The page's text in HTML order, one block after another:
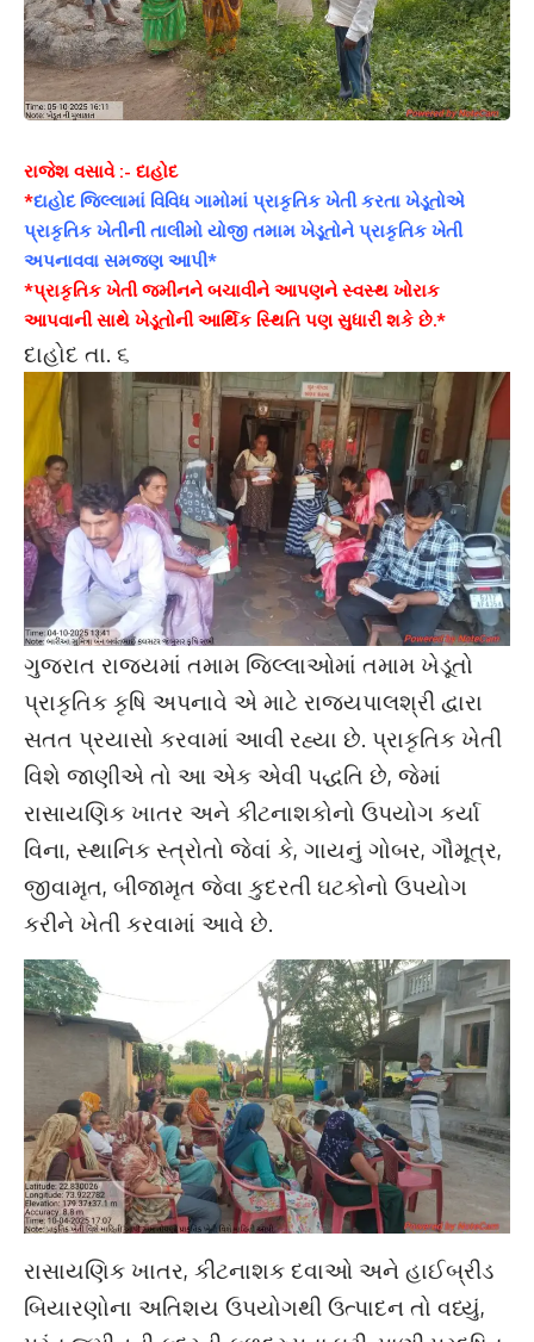
રાજેશ વસાવે :- દાહોદ
*દાહોદ જિલ્લામાં વિવિધ ગામોમાં પ્રાકૃતિક ખેતી કરતા ખેડૂતોએ
પ્રાકૃતિક ખેતીની તાલીમો યોજી તમામ ખેડૂતોને પ્રાકૃતિક ખેતી
અપનાવવા સમજણ આપી*
*પ્રાકૃતિક ખેતી જમીનને બચાવીને આપણને સ્વસ્થ ખોરાક
આપવાની સાથે ખેડૂતોની આર્થિક સ્થિતિ પણ સુધારી શકે છે.*
દાહોદ તા. ૬
ગુજરાત રાજ્યમાં તમામ જિલ્લાઓમાં તમામ ખેડૂતો
પ્રાકૃતિક કૃષિ અપનાવે એ માટે રાજ્યપાલશ્રી દ્વારા
સતત પ્રયાસો કરવામાં આવી રહ્યા છે. પ્રાકૃતિક ખેતી
વિશે જાણીએ તો આ એક એવી પદ્ધતિ છે, જેમાં
રાસાયણિક ખાતર અને કીટનાશકોનો ઉપયોગ કર્યા
વિના, સ્થાનિક સ્ત્રોતો જેવાં કે, ગાયનું ગોબર, ગૌમૂત્ર,
જીવામૃત, બીજામૃત જેવા કુદરતી ઘટકોનો ઉપયોગ
કરીને ખેતી કરવામાં આવે છે.
રાસાયણિક ખાતર, કીટનાશક દવાઓ અને હાઈબ્રીડ
બિયારણોના અતિશય ઉપયોગથી ઉત્પાદન તો વધ્યું,